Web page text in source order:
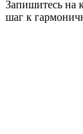
Запишитесь на
шаг к